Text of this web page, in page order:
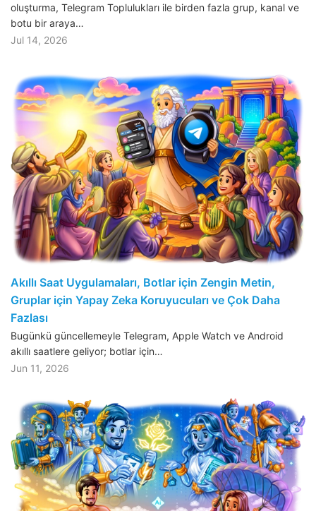
oluşturma, Telegram Toplulukları ile birden fazla grup, kanal ve
botu bir araya…
Jul 14, 2026
Akıllı Saat Uygulamaları, Botlar için Zengin Metin,
Gruplar için Yapay Zeka Koruyucuları ve Çok Daha
Fazlası
Bugünkü güncellemeyle Telegram, Apple Watch ve Android
akıllı saatlere geliyor; botlar için…
Jun 11, 2026